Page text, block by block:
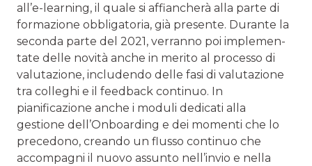
all’e-learning, il quale si af­fiancherà alla parte di
formazione obbligatoria, già presente. Durante la
seconda parte del 2021, verranno poi implemen­
tate delle novità anche in merito al processo di
valutazione, includendo delle fasi di valutazione
tra colleghi e il feedback continuo. In
pianificazione anche i moduli dedicati alla
gestione dell’Onboarding e dei momenti che lo
precedono, creando un flusso continuo che
accompagni il nuovo assunto nell’invio e nella